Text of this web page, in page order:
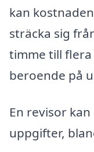
kan
sträcka sig
timme till
beroende på
En revisor
uppgifter,